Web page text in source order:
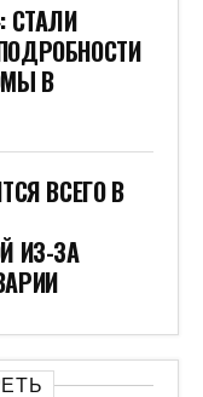
СТАЛИ
В
ВСЕГО В
ИЗ-ЗА